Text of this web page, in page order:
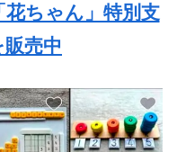
ちゃん」特別支
売中